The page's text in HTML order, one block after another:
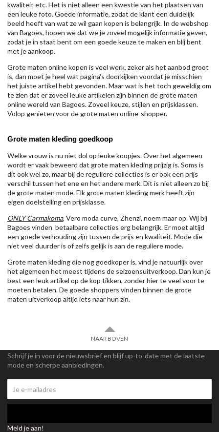
kwaliteit etc. Het is niet alleen een kwestie van het plaatsen van
een leuke foto. Goede informatie, zodat de klant een duidelijk
beeld heeft van wat ze wil gaan kopen is belangrijk. In de webshop
van Bagoes, hopen we dat we je zoveel mogelijk informatie geven,
zodat je in staat bent om een goede keuze te maken en blij bent
met je aankoop.
Grote maten online kopen is veel werk, zeker als het aanbod groot
is, dan moet je heel wat pagina's doorkijken voordat je misschien
het juiste artikel hebt gevonden. Maar wat is het toch geweldig om
te zien dat er zoveel leuke artikelen zijn binnen de grote maten
online wereld van Bagoes. Zoveel keuze, stijlen en prijsklassen.
Volop genieten voor de grote maten online-shopper.
Grote maten kleding goedkoop
Welke vrouw is nu niet dol op leuke koopjes. Over het algemeen
wordt er vaak beweerd dat grote maten kleding prijzig is. Soms is
dit ook wel zo, maar bij de reguliere collecties is er ook een prijs
verschil tussen het ene en het andere merk. Dit is niet alleen zo bij
de grote maten mode. Elk grote maten kleding merk heeft zijn
eigen doelstelling en prijsklasse.
ONLY Carmakoma, Vero moda curve, Zhenzi, noem maar op. Wij bij
Bagoes vinden betaalbare collecties erg belangrijk. Er moet altijd
een goede verhouding zijn tussen de prijs en kwaliteit. Mode die
niet veel duurder is of zelfs gelijk is aan de reguliere mode.
Grote maten kleding die nog goedkoper is, vind je natuurlijk over
het algemeen het meest tijdens de seizoensuitverkoop. Dan kun je
best een leuk artikel op de kop tikken, zonder hier te veel voor te
moeten betalen. De goede shoppers vinden binnen de grote
maten uitverkoop altijd iets naar hun zin.
NAAR BOVEN
Schrijf je in voor de nieuwsbrief en blijf up-to-date met de laatste
mode en scherpe aanbiedingen.
Meld je aan!